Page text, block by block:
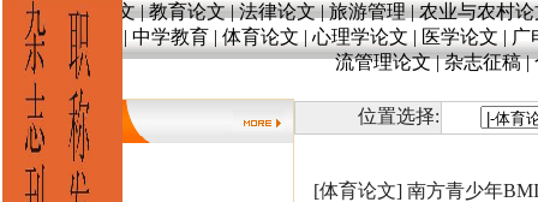
文
奥鹏论文|教育论文|法律论文|旅游管理|农业与农村论
育|学前教育 | 中学教育 | 体育论文 | 心理学论文 | 医学论文 | 广
流管理论文|杂志征稿|
位置选择:
[体育论文] 南方青少年